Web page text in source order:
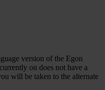
version of the Egon
on does not have a
will be taken to the alternate